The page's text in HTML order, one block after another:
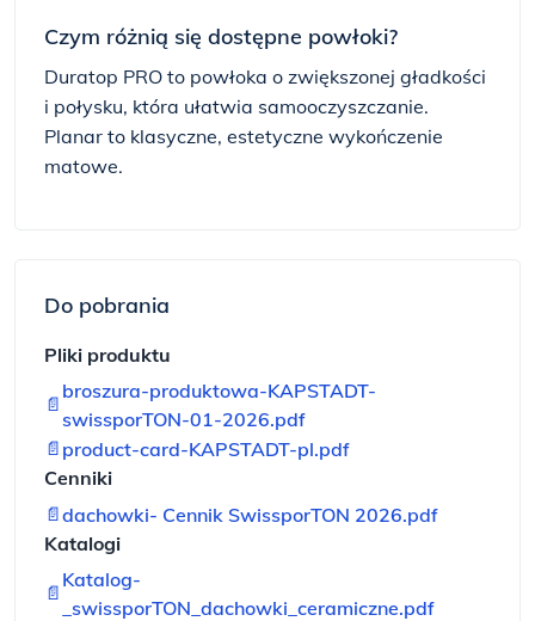
Czym różnią się dostępne powłoki?
Duratop PRO to powłoka o zwiększonej gładkości
i połysku, która ułatwia samooczyszczanie.
Planar to klasyczne, estetyczne wykończenie
matowe.
Do pobrania
Pliki produktu
📄
broszura-produktowa-KAPSTADT-
swissporTON-01-2026.pdf
📄 product-card-KAPSTADT-pl.pdf
Cenniki
📄dachowki- Cennik SwissporTON 2026.pdf
Katalogi
📄
Katalog-
_swissporTON_dachowki_ceramiczne.pdf